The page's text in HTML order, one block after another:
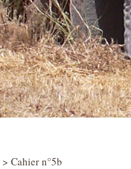
> Cahier n°5b